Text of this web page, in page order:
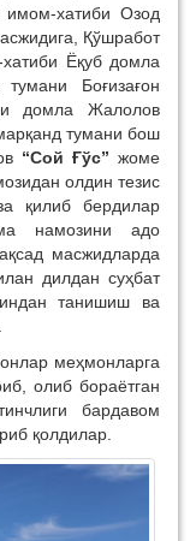
хатиби Озод
Қўшработ
Ёқуб домла
Боғизағон
домла Жалолов
тумани бош
“Сой Ғўс” жоме
олдин тезис
қилиб бердилар
намозини адо
масжидларда
дилдан суҳбат
танишиш ва
меҳмонларга
олиб бораётган
бардавом
қолдилар.